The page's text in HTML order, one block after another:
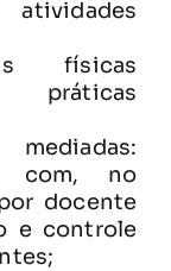
físicas
práticas
com, no
docente
e controle